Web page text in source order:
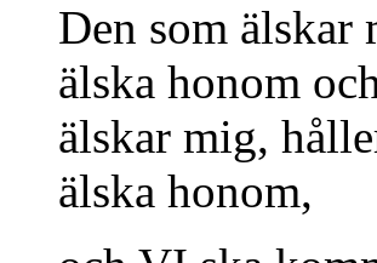
Den som älskar
älska honom
älskar mig,
älska honom,